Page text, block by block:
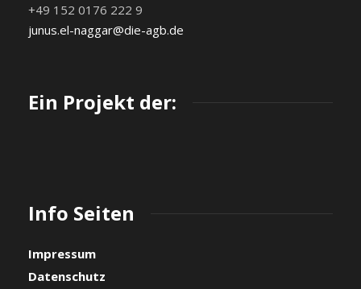
+49 152 0176 222 9
junus.el-naggar@die-agb.de
Ein Projekt der:
Info Seiten
Impressum
Datenschutz